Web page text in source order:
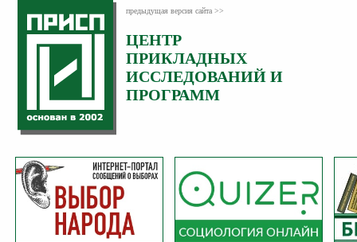
предыдущая версия сайта >>
ЦЕНТР
ПРИКЛАДНЫХ
ИССЛЕДОВАНИЙ И
ПРОГРАММ